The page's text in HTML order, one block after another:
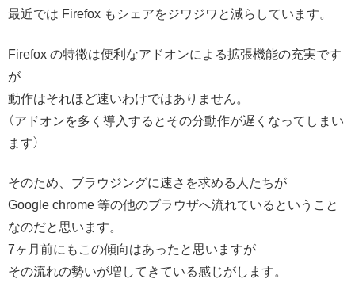
最近では Firefox もシェアをジワジワと減らしています。
Firefox の特徴は便利なアドオンによる拡張機能の充実です
が
動作はそれほど速いわけではありません。
（アドオンを多く導入するとその分動作が遅くなってしまい
ます）
そのため、ブラウジングに速さを求める人たちが
Google chrome 等の他のブラウザへ流れているということ
なのだと思います。
7ヶ月前にもこの傾向はあったと思いますが
その流れの勢いが増してきている感じがします。